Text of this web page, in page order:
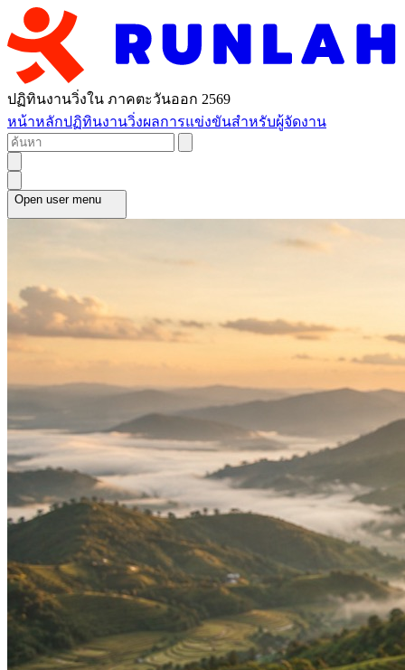
ปฏิทินงานวิ่งใน ภาคตะวันออก 2569
หน้าหลักปฏิทินงานวิ่งผลการแข่งขันสำหรับผู้จัดงาน
Open user menu